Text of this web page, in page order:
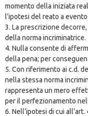
momento della iniziata
l’ipotesi del reato a
3. La prescrizione
della norma incriminatrice.
4. Nulla consente di
della pena; per
5. Con riferimento ai c.d.
nella stessa norma
rappresenta un mero
per il perfezionamento
6. Nell’ipotesi di cui